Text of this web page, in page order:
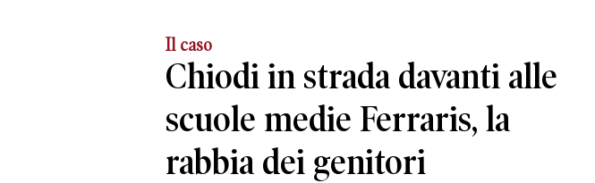
Il caso
Chiodi in strada davanti alle
scuole medie Ferraris, la
rabbia dei genitori